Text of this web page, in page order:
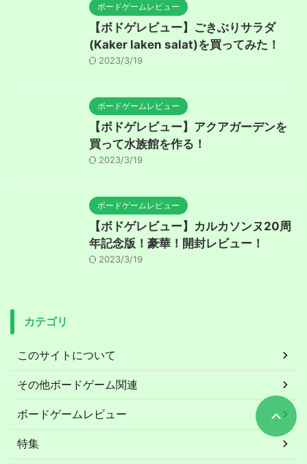
ボードゲームレビュー
【ボドゲレビュー】ごきぶりサラダ
(Kaker laken salat)を買ってみた！
2023/3/19
ボードゲームレビュー
【ボドゲレビュー】アクアガーデンを
買って水族館を作る！
2023/3/19
ボードゲームレビュー
【ボドゲレビュー】カルカソンヌ20周
年記念版！豪華！開封レビュー！
2023/3/19
カテゴリ
このサイトについて
その他ボードゲーム関連
ボードゲームレビュー
特集